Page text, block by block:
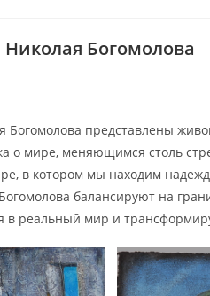
Богомолова
Богомолова представлены
о мире, меняющимся столь
в котором мы находим
балансируют на
в реальный мир и